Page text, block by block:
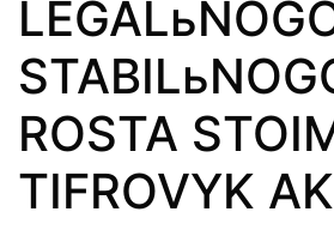
ROSTA
TIFROVYK